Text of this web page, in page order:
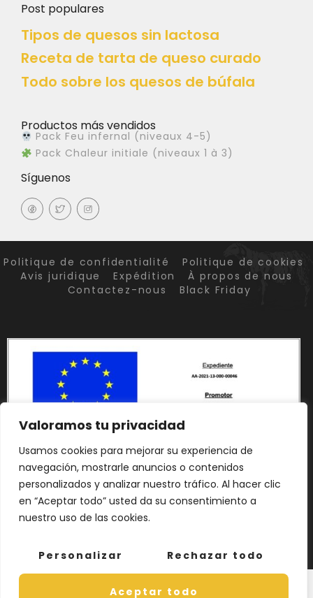
Valoramos tu privacidad
Usamos cookies para mejorar su experiencia de
navegación, mostrarle anuncios o contenidos
personalizados y analizar nuestro tráfico. Al hacer clic
en “Aceptar todo” usted da su consentimiento a
nuestro uso de las cookies.
Personalizar Rechazar todo
Aceptar todo
Post populares
Tipos de quesos sin lactosa
Receta de tarta de queso curado
Todo sobre los quesos de búfala
Productos más vendidos
Pack Feu infernal (niveaux 4-5)
Pack Chaleur initiale (niveaux 1 à 3)
Síguenos
Politique de confidentialité
Politique de cookies
Avis juridique
Expédition
À propos de nous
Contactez-nous
Black Friday
Español